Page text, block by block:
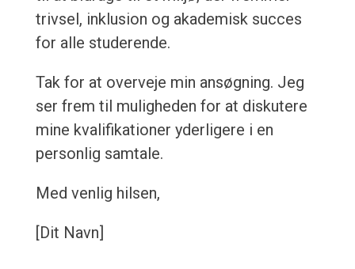
trivsel, inklusion og akademisk succes
for alle studerende.
Tak for at overveje min ansøgning. Jeg
ser frem til muligheden for at diskutere
mine kvalifikationer yderligere i en
personlig samtale.
Med venlig hilsen,
[Dit Navn]